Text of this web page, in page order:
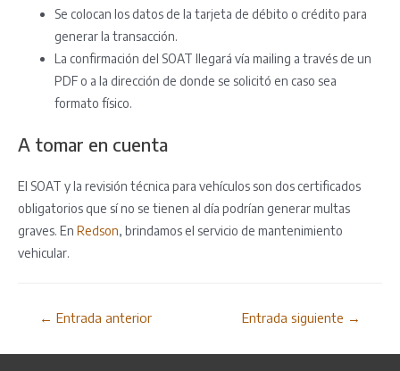
Se colocan los datos de la tarjeta de débito o crédito para
generar la transacción.
La confirmación del SOAT llegará vía mailing a través de un
PDF o a la dirección de donde se solicitó en caso sea
formato físico.
A tomar en cuenta
El SOAT y la revisión técnica para vehículos son dos certificados
obligatorios que sí no se tienen al día podrían generar multas
graves. En Redson, brindamos el servicio de mantenimiento
vehicular.
Navegación
entradas
← Entrada anterior Entrada siguiente →